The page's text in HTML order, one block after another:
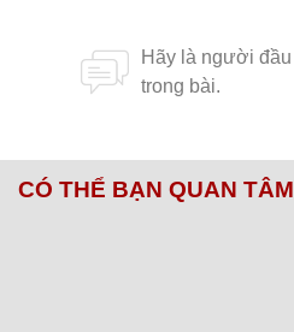
CÓ THỂ BẠN QUAN TÂM